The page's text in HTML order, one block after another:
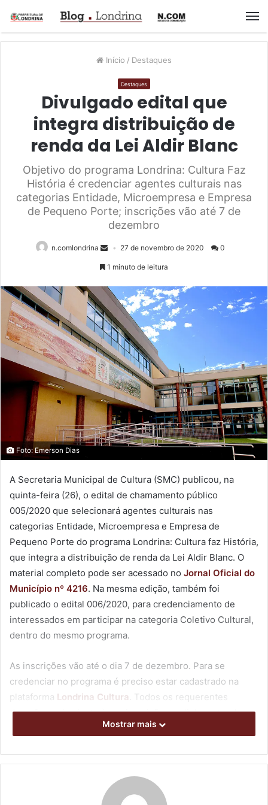
Início / Destaques
Destaques
Divulgado edital que
integra distribuição de
renda da Lei Aldir Blanc
Objetivo do programa Londrina: Cultura Faz
História é credenciar agentes culturais nas
categorias Entidade, Microempresa e Empresa
de Pequeno Porte; inscrições vão até 7 de
dezembro
n.comlondrina 27 de novembro de 2020 0
1 minuto de leitura
Foto: Emerson Dias
A Secretaria Municipal de Cultura (SMC) publicou, na
quinta-feira (26), o edital de chamamento público
005/2020 que selecionará agentes culturais nas
categorias Entidade, Microempresa e Empresa de
Pequeno Porte do programa Londrina: Cultura faz História,
que integra a distribuição de renda da Lei Aldir Blanc. O
material completo pode ser acessado no Jornal Oficial do
Município nº 4216. Na mesma edição, também foi
publicado o edital 006/2020, para credenciamento de
interessados em participar na categoria Coletivo Cultural,
dentro do mesmo programa.
As inscrições vão até o dia 7 de dezembro. Para se
credenciar no programa é preciso estar cadastrado na
plataforma Londrina Cultura . Todos os requerentes
deverão enviar, junto à sua inscrição, um link contendo
vídeo do registro de sua memória artístico-cultural, que
R$ 1.110.000,00. Todos os editais e informações relativas à
Lei Aldir Blanc e programa Londrina: Cultura faz História
Mostrar mais